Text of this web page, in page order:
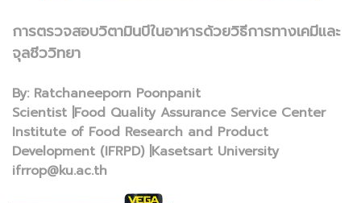
การตรวจสอบวิตามินบีในอาหารด้วยวิธีการทางเคมีและ
จุลชีววิทยา
By: Ratchaneeporn Poonpanit
Scientist |Food Quality Assurance Service Center
Institute of Food Research and Product
Development (IFRPD) |Kasetsart University
ifrrop@ku.ac.th